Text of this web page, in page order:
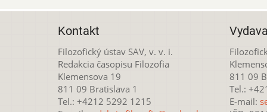
Kontakt
Filozofický ústav SAV, v. v. i.
Redakcia časopisu Filozofia
Klemensova 19
811 09 Bratislava 1
Tel.: +4212 5292 1215
811 09
Tel.:
E-mail: